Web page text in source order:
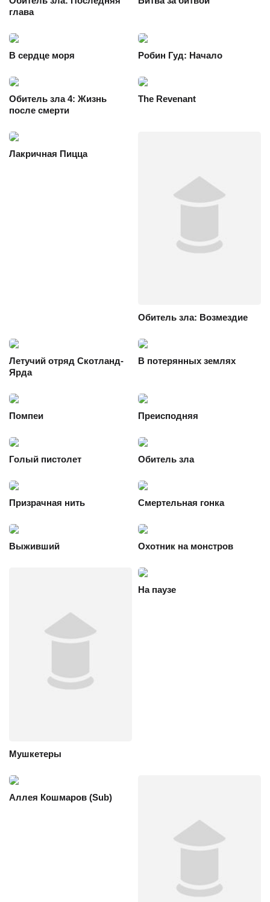
глава
В сердце моря Робин Гуд: Начало
Обитель зла 4: Жизнь
после смерти
The Revenant
Лакричная Пицца
Обитель зла: Возмездие
Летучий отряд Скотланд-
Ярда
В потерянных землях
Помпеи Преисподняя
Голый пистолет Обитель зла
Призрачная нить Смертельная гонка
Выживший Охотник на монстров
Мушкетеры
На паузе
Аллея Кошмаров (Sub)